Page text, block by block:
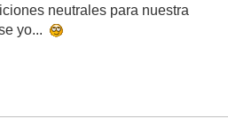
neutrales para nuestra
yo...